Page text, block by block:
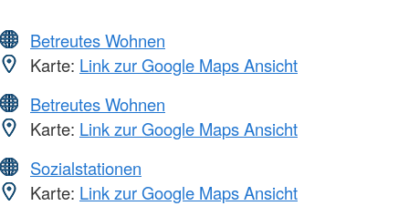
Betreutes Wohnen
Karte: Link zur Google Maps Ansicht
Betreutes Wohnen
Karte: Link zur Google Maps Ansicht
Sozialstationen
Karte: Link zur Google Maps Ansicht